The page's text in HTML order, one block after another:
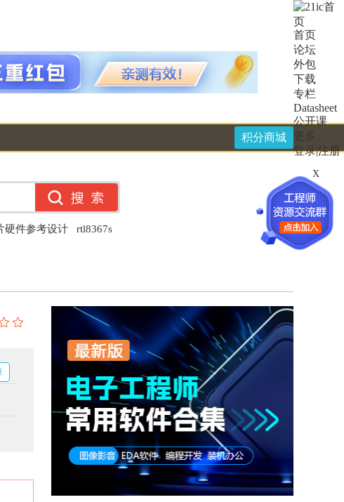
积分商城
硬件参考设计 rtl8367s
X
首页
论坛
外包
下载
专栏
Datasheet
公开课
更多
登录|注册